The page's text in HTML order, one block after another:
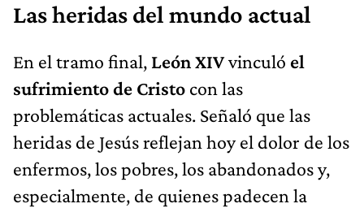
Las heridas del mundo actual
En el tramo final, León XIVvinculó el
sufrimiento de Cristo con las
problemáticas actuales. Señaló que las
heridas de Jesús reflejan hoy el dolor de los
enfermos, los pobres, los abandonados y,
especialmente, de quienes padecen la